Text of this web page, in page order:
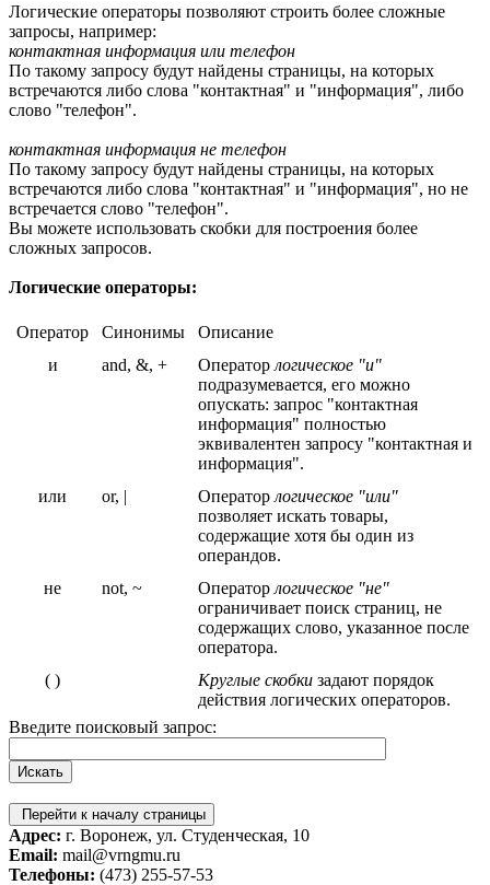
Логические операторы позволяют строить более сложные
запросы, например:
контактная информация или телефон
По такому запросу будут найдены страницы, на которых
встречаются либо слова "контактная" и "информация", либо
слово "телефон".
контактная информация не телефон
По такому запросу будут найдены страницы, на которых
встречаются либо слова "контактная" и "информация", но не
встречается слово "телефон".
Вы можете использовать скобки для построения более
сложных запросов.
Логические операторы:
Оператор Синонимы
Описание
и
and, &, + Оператор логическое "и"
подразумевается, его можно
опускать: запрос "контактная
информация" полностью
эквивалентен запросу "контактная и
информация".
или
or, | Оператор логическое "или"
позволяет искать товары,
содержащие хотя бы один из
операндов.
не
not, ~ Оператор логическое "не"
ограничивает поиск страниц, не
содержащих слово, указанное после
оператора.
( )
Круглые скобки задают порядок
действия логических операторов.
Введите поисковый запрос:
Перейти к началу страницы
Адрес: г. Воронеж, ул. Студенческая, 10
Email: mail@vrngmu.ru
Телефоны: (473) 255-57-53